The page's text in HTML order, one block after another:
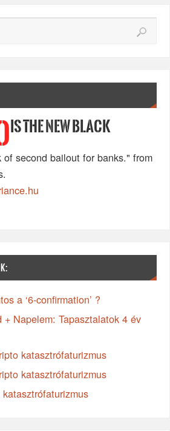
IS THE NEW BLACK
second bailout for banks." from
a ‘6-confirmation’ ?
+ Napelem: Tapasztalatok 4 év
katasztrófaturizmus
katasztrófaturizmus
katasztrófaturizmus